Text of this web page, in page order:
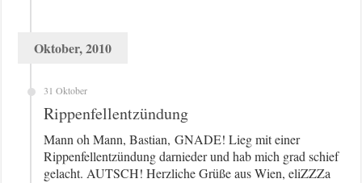
Oktober, 2010
31 Oktober
Rippenfellentzündung
Mann oh Mann, Bastian, GNADE! Lieg mit einer
Rippenfellentzündung darnieder und hab mich grad schief
gelacht. AUTSCH! Herzliche Grüße aus Wien, eliZZZa